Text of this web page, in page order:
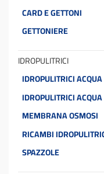
CARD E GETTONI
GETTONIERE
IDROPULITRICI
IDROPULITRICI
IDROPULITRICI
MEMBRANA OSMOSI
RICAMBI
SPAZZOLE